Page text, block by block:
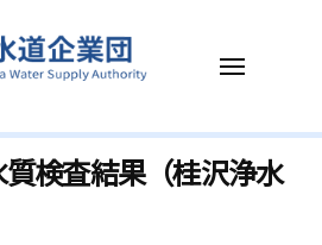
メ
ー
検査結果（桂沢浄水